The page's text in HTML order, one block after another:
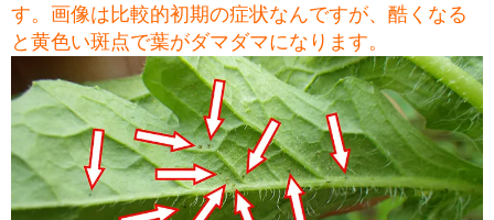
す。画像は比較的初期の症状なんですが、酷くなる
と黄色い斑点で葉がダマダマになります。